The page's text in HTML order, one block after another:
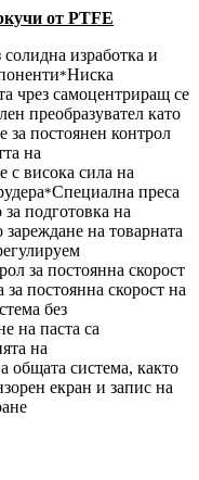
от PTFE
изработка и
*Ниска
чрез самоцентриращ се
преобразувател като
за постоянен контрол
на
с висока сила на
*Специална преса
подготовка на
на товарната
за постоянна скорост
постоянна скорост на
без
на паста са
на
общата система, както
екран и запис на